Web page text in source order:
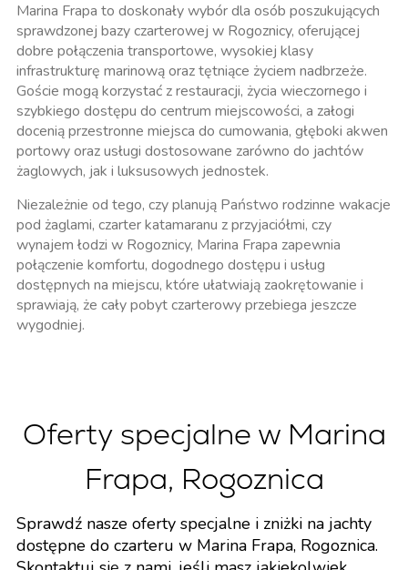
Marina Frapa to doskonały wybór dla osób poszukujących
sprawdzonej bazy czarterowej w Rogoznicy, oferującej
dobre połączenia transportowe, wysokiej klasy
infrastrukturę marinową oraz tętniące życiem nadbrzeże.
Goście mogą korzystać z restauracji, życia wieczornego i
szybkiego dostępu do centrum miejscowości, a załogi
docenią przestronne miejsca do cumowania, głęboki akwen
portowy oraz usługi dostosowane zarówno do jachtów
żaglowych, jak i luksusowych jednostek.
Niezależnie od tego, czy planują Państwo rodzinne wakacje
pod żaglami, czarter katamaranu z przyjaciółmi, czy
wynajem łodzi w Rogoznicy, Marina Frapa zapewnia
połączenie komfortu, dogodnego dostępu i usług
dostępnych na miejscu, które ułatwiają zaokrętowanie i
sprawiają, że cały pobyt czarterowy przebiega jeszcze
wygodniej.
Oferty specjalne w Marina
Frapa, Rogoznica
Sprawdź nasze oferty specjalne i zniżki na jachty
dostępne do czarteru w Marina Frapa, Rogoznica.